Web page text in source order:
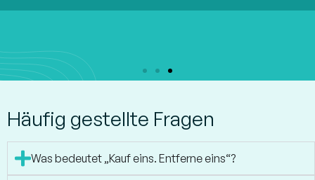
Häufig gestellte Fragen
Was bedeutet „Kauf eins. Entferne eins“?